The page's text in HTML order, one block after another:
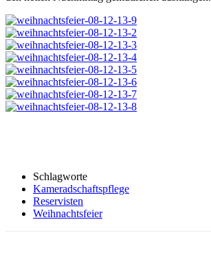
Schlagworte
Kameradschaftspflege
Reservisten
Weihnachtsfeier